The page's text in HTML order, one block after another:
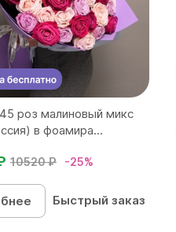
роз малиновый микс
в фоамира...
10520 ₽ -25%
Быстрый заказ